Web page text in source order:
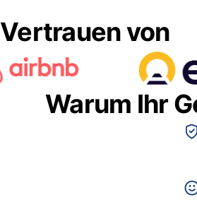
Vertrauen von
Warum Ihr